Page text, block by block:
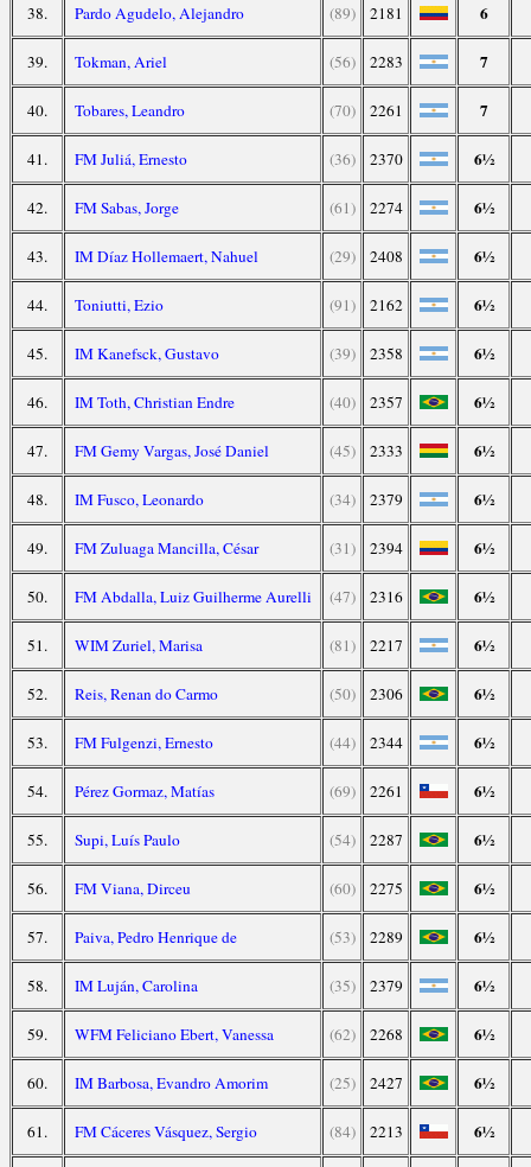
38. Pardo Agudelo, Alejandro (89) 2181 6
39. Tokman, Ariel (56) 2283 7
40. Tobares, Leandro (70) 2261 7
41. FM Juliá, Ernesto (36) 2370 6½
42. FM Sabas, Jorge (61) 2274 6½
43. IM Díaz Hollemaert, Nahuel (29) 2408 6½
44. Toniutti, Ezio (91) 2162 6½
45. IM Kanefsck, Gustavo (39) 2358 6½
46. IM Toth, Christian Endre (40) 2357 6½
47. FM Gemy Vargas, José Daniel (45) 2333 6½
48. IM Fusco, Leonardo (34) 2379 6½
49. FM Zuluaga Mancilla, César (31) 2394 6½
50. FM Abdalla, Luiz Guilherme Aurelli (47) 2316 6½
51. WIM Zuriel, Marisa (81) 2217 6½
52. Reis, Renan do Carmo (50) 2306 6½
53. FM Fulgenzi, Ernesto (44) 2344 6½
54. Pérez Gormaz, Matías (69) 2261 6½
55. Supi, Luís Paulo (54) 2287 6½
56. FM Viana, Dirceu (60) 2275 6½
57. Paiva, Pedro Henrique de (53) 2289 6½
58. IM Luján, Carolina (35) 2379 6½
59. WFM Feliciano Ebert, Vanessa (62) 2268 6½
60. IM Barbosa, Evandro Amorim (25) 2427 6½
61. FM Cáceres Vásquez, Sergio (84) 2213 6½